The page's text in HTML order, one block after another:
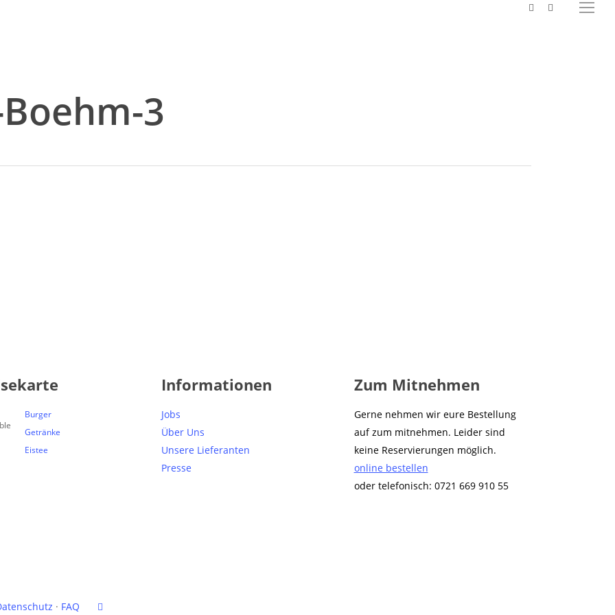
Menu
facebookinstagram
3
Burger
Getränke
Eistee
Informationen
Jobs
Über Uns
Unsere Lieferanten
Presse
Zum Mitnehmen
Gerne nehmen wir eure Bestellung
auf zum mitnehmen. Leider sind
keine Reservierungen möglich.
online bestellen
oder telefonisch: 0721 669 910 55
· FAQ facebook